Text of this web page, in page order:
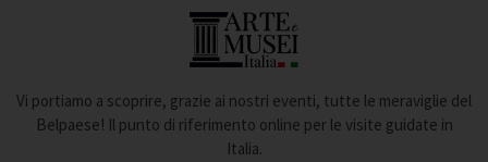
Vi portiamo a scoprire, grazie ai nostri eventi, tutte le meraviglie del
Belpaese! Il punto di riferimento online per le visite guidate in
Italia.